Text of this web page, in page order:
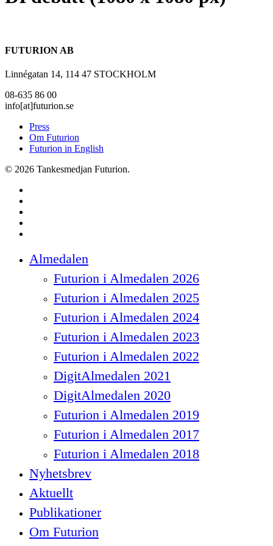
FUTURION AB
Linnégatan 14, 114 47 STOCKHOLM
08-635 86 00
info[at]futurion.se
Press
Om Futurion
Futurion in English
© 2026 Tankesmedjan Futurion.
Menu
Almedalen
Futurion i Almedalen 2026
Futurion i Almedalen 2025
Futurion i Almedalen 2024
Futurion i Almedalen 2023
Futurion i Almedalen 2022
DigitAlmedalen 2021
DigitAlmedalen 2020
Futurion i Almedalen 2019
Futurion i Almedalen 2017
Futurion i Almedalen 2018
Nyhetsbrev
Aktuellt
Publikationer
Om Futurion